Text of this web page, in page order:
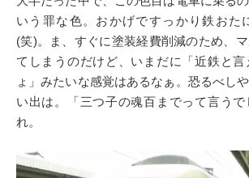
いう罪な色。おかげですっかり鉄おた
(笑)。ま、すぐに塗装経費削減のため、
てしまうのだけど、いまだに「近鉄と言
ょ」みたいな感覚はあるなぁ。恐るべし
い出は。「三つ子の魂百までって言う
れ。